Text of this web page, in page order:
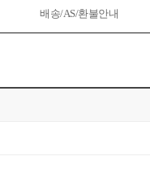
배송/AS/환불안내